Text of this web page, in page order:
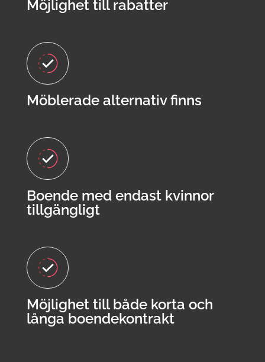
Möjlighet till rabatter
Möblerade alternativ finns
Boende med endast kvinnor
tillgängligt
Möjlighet till både korta och
långa boendekontrakt